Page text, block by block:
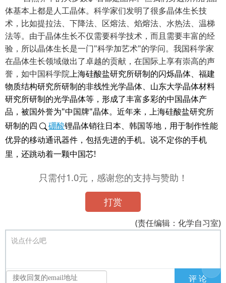
体基本上都是人工晶体。科学家们发明了很多晶体生长技
术，比如提拉法、下降法、区熔法、焰熔法、水热法、温梯
法等。由于晶体生长不仅需要科学技术，而且需要丰富的经
验，所以晶体生长是一门"科学加艺术"的学问。我国科学家
在晶体生长领域做出了卓越的贡献，在国际上享有崇高的声
誉，如中国科学院上海硅酸盐研究所研制的闪烁晶体、 福建
物质结构研究所研制的非线性光学晶体、山东大学晶体材料
研究所研制的光学晶体等，形成了丰富多彩的中国晶体产
品，被国外誉为"中国牌"晶体。近年来， 上海硅酸盐研究所
研制的四
硼酸锂晶体销往日本、韩国等地，用于制作性能
优异的移动通讯器件，包括先进的手机。说不定你的手机
里，还跳动着一颗中国芯!
只需付1.0元，感谢您的支持与赞助！
打赏
(责任编辑：化学自习室)
说点什么吧